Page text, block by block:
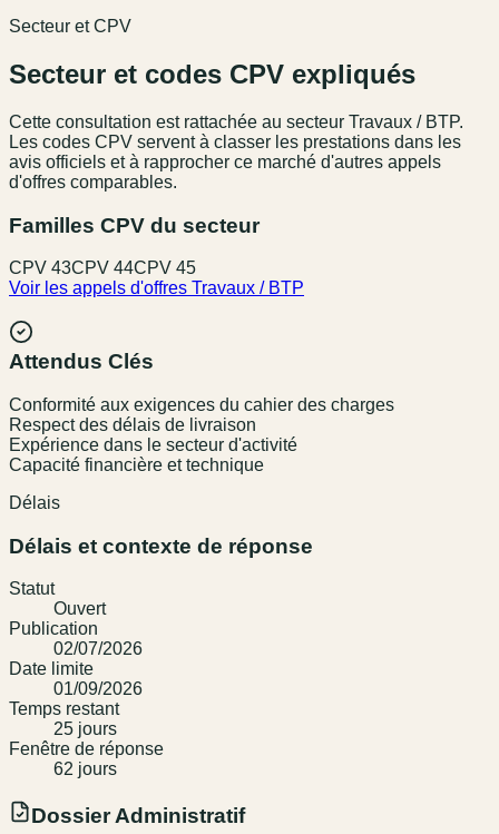
Secteur et CPV
Secteur et codes CPV expliqués
Cette consultation est rattachée au secteur Travaux / BTP.
Les codes CPV servent à classer les prestations dans les
avis officiels et à rapprocher ce marché d'autres appels
d'offres comparables.
Familles CPV du secteur
CPV 43CPV 44CPV 45
Voir les appels d'offres Travaux / BTP
Attendus Clés
Conformité aux exigences du cahier des charges
Respect des délais de livraison
Expérience dans le secteur d'activité
Capacité financière et technique
Délais
Délais et contexte de réponse
Statut
Ouvert
Publication
02/07/2026
Date limite
01/09/2026
Temps restant
25 jours
Fenêtre de réponse
62 jours
Dossier Administratif